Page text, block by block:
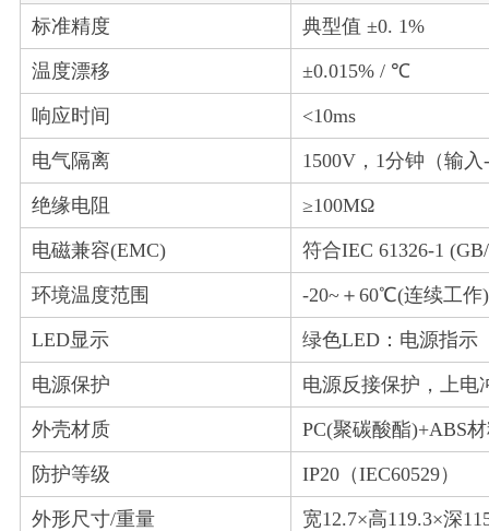
标准精度 典型值 ±0. 1%
温度漂移 ±0.015% / ℃
响应时间 <10ms
电气隔离 1500V，1分钟（输
绝缘电阻 ≥100MΩ
电磁兼容(EMC) 符合IEC 61326-1
环境温度范围 -20~＋60℃(连续工
LED显示 绿色LED：电源指示
电源保护 电源反接保护，上电
外壳材质 PC(聚碳酸酯)+ABS
防护等级 IP20（IEC60529）
外形尺寸/重量 宽12.7×高119.3×深